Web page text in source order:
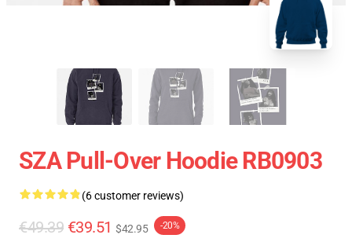
SZA Pull-Over Hoodie RB0903
(6 customer reviews)
€49.39 €39.51 $42.95 -20%